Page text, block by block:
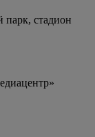
парк, стадион